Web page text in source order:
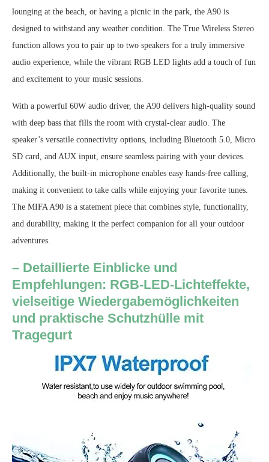
lounging at the beach, or having a picnic in the park, the A90 is
designed to withstand any weather condition. The True Wireless Stereo
function allows you to pair up to two speakers for a truly immersive
audio experience, while the vibrant RGB LED lights add a touch of fun
and excitement to your music sessions.
With a powerful 60W audio driver, the A90 delivers high-quality sound
with deep bass that fills the room with crystal-clear audio. The
speaker’s versatile connectivity options, including Bluetooth 5.0, Micro
SD card, and AUX input, ensure seamless pairing with your devices.
Additionally, the built-in microphone enables easy hands-free calling,
making it convenient to take calls while enjoying your favorite tunes.
The MIFA A90 is a statement piece that combines style, functionality,
and durability, making it the perfect companion for all your outdoor
adventures.
– Detaillierte Einblicke und
Empfehlungen: RGB-LED-Lichteffekte,
vielseitige Wiedergabemöglichkeiten
und praktische Schutzhülle mit
Tragegurt